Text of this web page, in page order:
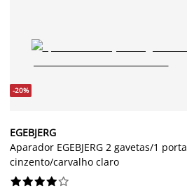
-20%
EGEBJERG
Aparador EGEBJERG 2 gavetas/1 porta
cinzento/carvalho claro





